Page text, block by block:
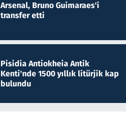
Arsenal, Bruno Guimaraes'i
transfer etti
Pisidia Antiokheia Antik
Kenti'nde 1500 yıllık litürjik kap
bulundu